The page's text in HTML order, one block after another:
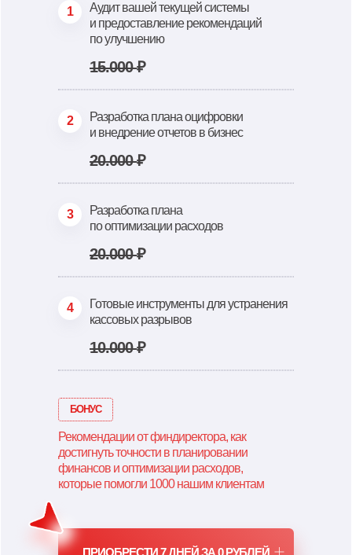
ПРИОБРЕСТИ 7 ДНЕЙ ЗА 0 РУБЛЕЙ
1
2
Аудит вашей текущей системы
и предоставление рекомендаций
по улучшению
Разработка плана оцифровки
и внедрение отчетов в бизнес
3
Разработка плана
по оптимизации расходов
4
Готовые инструменты для устранения
кассовых разрывов
15.000₽
20.000₽
20.000₽
10.000₽
Рекомендации от финдиректора, как
достигнуть точности в планировании
финансов и оптимизации расходов,
которые помогли 1000 нашим клиентам
БОНУС